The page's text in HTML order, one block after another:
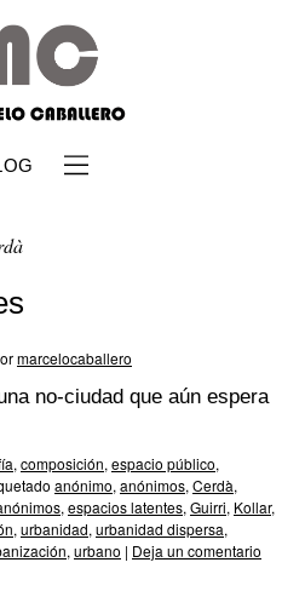
marcelocaballero
no-ciudad que aún espera
, composición, espacio público,
anónimo, anónimos, Cerdà,
, espacios latentes, Guirri, Kollar,
, urbanidad, urbanidad dispersa,
, urbano | Deja un comentario